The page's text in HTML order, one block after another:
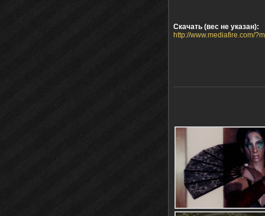
Скачать (вес не указан):
http://www.mediafire.com/